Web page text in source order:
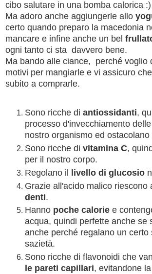
cibo salutare in una bomba calorica :)
Ma adoro anche aggiungerle allo
certo quando preparo la macedonia
mancare e infine anche un bel
ogni tanto ci sta davvero bene.
Ma bando alle ciance, perché voglio
motivi per mangiarle e vi assicuro
subito a comprarle.
Sono ricche di antiossidanti,
processo d'invecchiamento
nostro organismo ed
Sono ricche di vitamina C,
per il nostro corpo.
Regolano il livello di glucosio
Grazie all'acido malico riescono
denti.
Hanno poche calorie e
acqua, quindi perfette anche se
anche perché regalano un certo
sazietà.
Sono ricche di flavonoidi che
le pareti capillari, evitandone